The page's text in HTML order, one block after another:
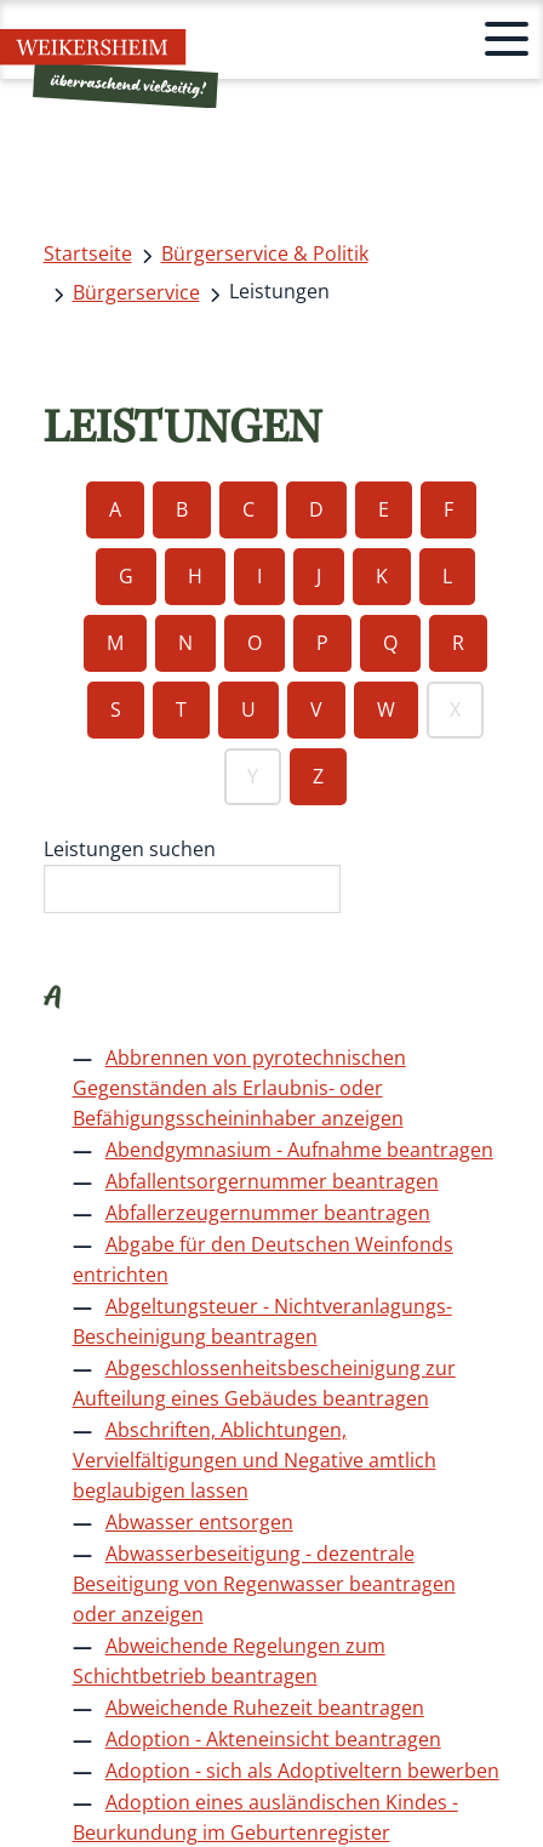
Startseite
Bürgerservice & Politik
Bürgerservice
Leistungen
LEISTUNGEN
A B C D E F
G H I J K L
M N O P Q R
S T U V W X
Y Z
Leistungen suchen
A
Abbrennen von pyrotechnischen
Gegenständen als Erlaubnis- oder
Befähigungsscheininhaber anzeigen
Abendgymnasium - Aufnahme beantragen
Abfallentsorgernummer beantragen
Abfallerzeugernummer beantragen
Abgabe für den Deutschen Weinfonds
entrichten
Abgeltungsteuer - Nichtveranlagungs-
Bescheinigung beantragen
Abgeschlossenheitsbescheinigung zur
Aufteilung eines Gebäudes beantragen
Abschriften, Ablichtungen,
Vervielfältigungen und Negative amtlich
beglaubigen lassen
Abwasser entsorgen
Abwasserbeseitigung - dezentrale
Beseitigung von Regenwasser beantragen
oder anzeigen
Abweichende Regelungen zum
Schichtbetrieb beantragen
Abweichende Ruhezeit beantragen
Adoption - Akteneinsicht beantragen
Adoption - sich als Adoptiveltern bewerben
Adoption eines ausländischen Kindes -
Beurkundung im Geburtenregister